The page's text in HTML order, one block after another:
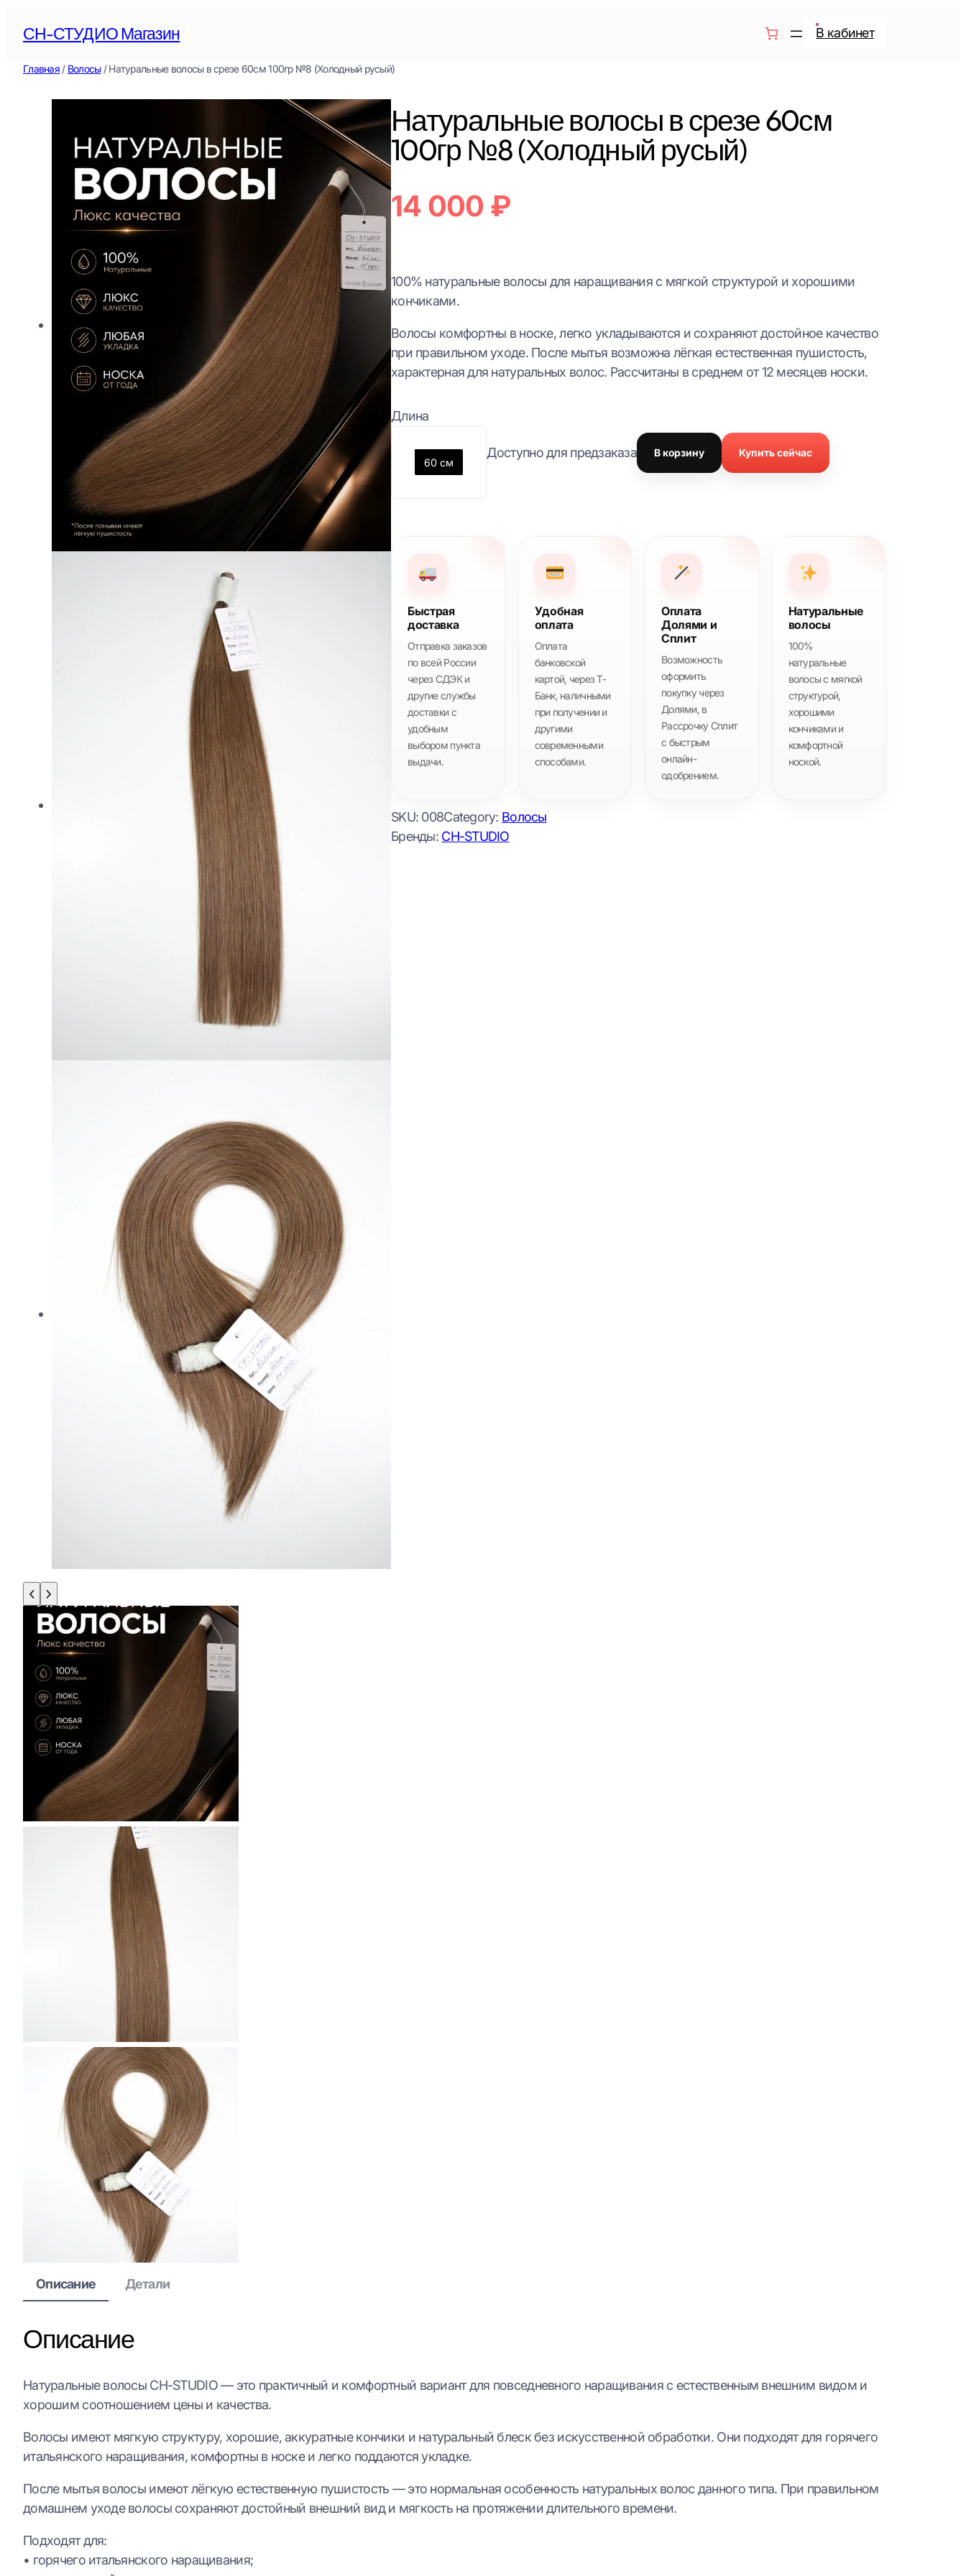
СН-СТУДИО Магазин В кабинет
Главная/ Волосы/ Натуральные волосы в срезе 60см 100гр №8 (Холодный русый)
Натуральные волосы в срезе 60см
100гр №8 (Холодный русый)
14 000 ₽
100% натуральные волосы для наращивания с мягкой структурой и хорошими
кончиками.
Волосы комфортны в носке, легко укладываются и сохраняют достойное качество
при правильном уходе. После мытья возможна лёгкая естественная пушистость,
характерная для натуральных волос. Рассчитаны в среднем от 12 месяцев носки.
Длина
60 см
Доступно для предзаказа В корзину Купить сейчас
Быстрая
доставка
Отправка заказов
по всей России
через СДЭК и
другие службы
доставки с
удобным
выбором пункта
выдачи.
Удобная
оплата
Оплата
банковской
картой, через Т-
Банк, наличными
при получении и
другими
современными
способами.
Оплата
Долями и
Сплит
Возможность
оформить
покупку через
Долями, в
Рассрочку Сплит
с быстрым
онлайн-
одобрением.
Натуральные
волосы
100%
натуральные
волосы с мягкой
структурой,
хорошими
кончиками и
комфортной
ноской.
SKU: 008Category: Волосы
Бренды: CH-STUDIO
Описание Детали
Описание
Натуральные волосы CH-STUDIO — это практичный и комфортный вариант для повседневного наращивания с естественным внешним видом и
хорошим соотношением цены и качества.
Волосы имеют мягкую структуру, хорошие, аккуратные кончики и натуральный блеск без искусственной обработки. Они подходят для горячего
итальянского наращивания, комфортны в носке и легко поддаются укладке.
После мытья волосы имеют лёгкую естественную пушистость — это нормальная особенность натуральных волос данного типа. При правильном
домашнем уходе волосы сохраняют достойный внешний вид и мягкость на протяжении длительного времени.
Подходят для:
• горячего итальянского наращивания;